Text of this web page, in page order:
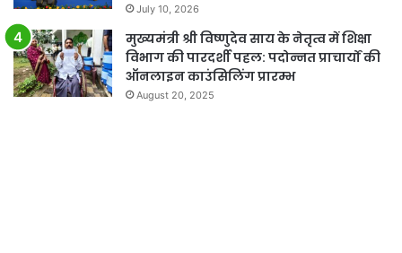
July 10, 2026
मुख्यमंत्री श्री विष्णुदेव साय के नेतृत्व में शिक्षा
विभाग की पारदर्शी पहल: पदोन्नत प्राचार्यों की
ऑनलाइन काउंसिलिंग प्रारम्भ
August 20, 2025